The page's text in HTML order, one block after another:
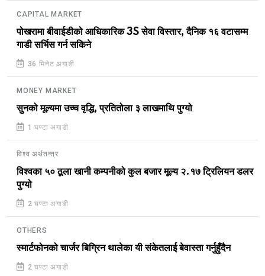
CAPITAL MARKET
पोखरामा बीवाईडीको आधिकारिक 3S सेवा विस्तार, दैनिक १६ वटासम्म
गाडी सर्भिस गर्न सकिने
36 मिनेट अगाडी
MONEY MARKET
सुनको मूल्यमा उच्च वृद्धि, प्रतितोला ३ लाखमाथि पुग्यो
1 घण्टा अगाडी
विश्व अर्थतन्त्र
विश्वका ५० ठूला खानी कम्पनीको कुल बजार मूल्य २.१७ ट्रिलियन डलर
पुग्यो
2 घण्टा अगाडी
OTHERS
स्मार्टफोनको चार्जर बिग्रिन थालेका यी संकेतलाई बेवास्ता गर्नुहुँदैन
2 घण्टा अगाडी